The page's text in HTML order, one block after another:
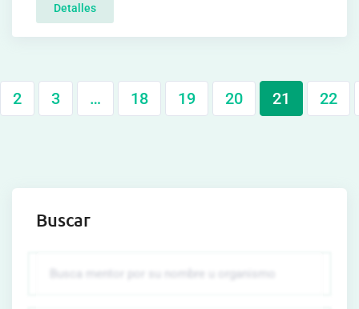
Detalles
2 3 … 18 19 20 21 22
Buscar